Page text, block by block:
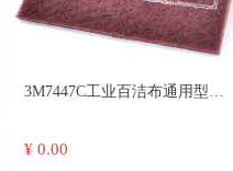
3M7447C工业百洁布通用型
¥ 0.00